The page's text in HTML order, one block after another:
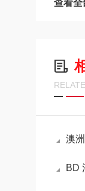
查看全
澳洲
BD 法